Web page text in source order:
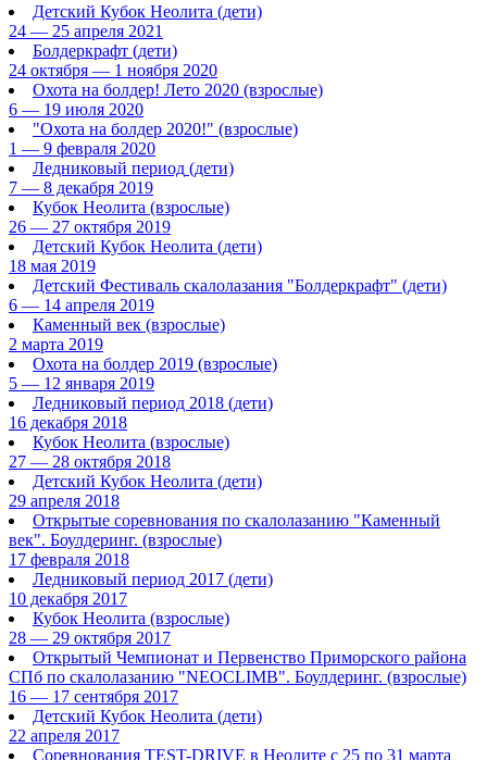
Детский Кубок Неолита (дети)
24 — 25 апреля 2021
Болдеркрафт (дети)
24 октября — 1 ноября 2020
Охота на болдер! Лето 2020 (взрослые)
6 — 19 июля 2020
"Охота на болдер 2020!" (взрослые)
1 — 9 февраля 2020
Ледниковый период (дети)
7 — 8 декабря 2019
Кубок Неолита (взрослые)
26 — 27 октября 2019
Детский Кубок Неолита (дети)
18 мая 2019
Детский Фестиваль скалолазания "Болдеркрафт" (дети)
6 — 14 апреля 2019
Каменный век (взрослые)
2 марта 2019
Охота на болдер 2019 (взрослые)
5 — 12 января 2019
Ледниковый период 2018 (дети)
16 декабря 2018
Кубок Неолита (взрослые)
27 — 28 октября 2018
Детский Кубок Неолита (дети)
29 апреля 2018
Открытые соревнования по скалолазанию "Каменный
век". Боулдеринг. (взрослые)
17 февраля 2018
Ледниковый период 2017 (дети)
10 декабря 2017
Кубок Неолита (взрослые)
28 — 29 октября 2017
Открытый Чемпионат и Первенство Приморского района
СПб по скалолазанию "NEOCLIMB". Боулдеринг. (взрослые)
16 — 17 сентября 2017
Детский Кубок Неолита (дети)
22 апреля 2017
Соревнования TEST-DRIVE в Неолите с 25 по 31 марта